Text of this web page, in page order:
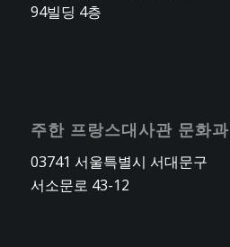
94빌딩 4층
주한 프랑스대사관 문화과
03741 서울특별시 서대문구
서소문로 43-12